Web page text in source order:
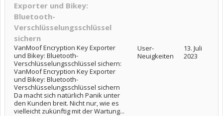
Exporter und Bikey:
Bluetooth-
Verschlüsselungsschlüssel
sichern
VanMoof Encryption Key Exporter
und Bikey: Bluetooth-
Verschlüsselungsschlüssel sichern:
VanMoof Encryption Key Exporter
und Bikey: Bluetooth-
Verschlüsselungsschlüssel sichern
Da macht sich natürlich Panik unter
den Kunden breit. Nicht nur, wie es
vielleicht zukünftig mit der Wartung...
User-
Neuigkeiten
13. Juli
2023